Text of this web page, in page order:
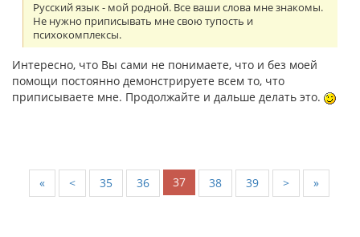
Русский язык - мой родной. Все ваши слова мне знакомы.
Не нужно приписывать мне свою тупость и
психокомплексы.
Интересно, что Вы сами не понимаете, что и без моей
помощи постоянно демонстрируете всем то, что
приписываете мне. Продолжайте и дальше делать это.
« < 35 36 37 38 39 > »